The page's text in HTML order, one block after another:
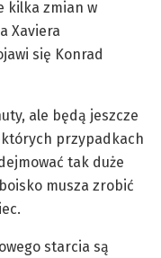
kilka zmian w
Xaviera
się Konrad
ale będą jeszcze
przypadkach
tak duże
musza zrobić
starcia są